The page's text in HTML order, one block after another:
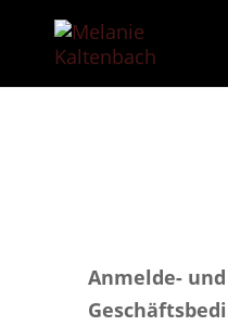
Anmelde-